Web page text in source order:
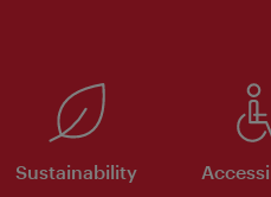
Sustainability